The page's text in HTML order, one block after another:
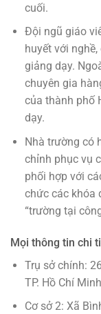
cuối.
Đội ngũ giáo
huyết với
giảng dạy.
chuyên gia
của thành phố
dạy.
Nhà trường có
chỉnh phục vụ
phối hợp với
chức các khóa
“trường tại
Mọi thông tin chi
Trụ sở chính:
TP. Hồ Chí
Cơ sở 2: Xã